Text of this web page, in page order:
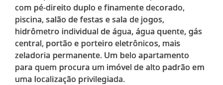
com pé-direito duplo e finamente decorado,
piscina, salão de festas e sala de jogos,
hidrômetro individual de água, água quente, gás
central, portão e porteiro eletrônicos, mais
zeladoria permanente. Um belo apartamento
para quem procura um imóvel de alto padrão em
uma localização privilegiada.